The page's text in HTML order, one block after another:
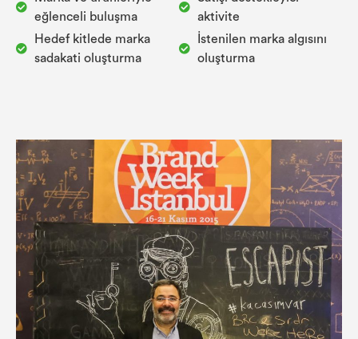
eğlenceli buluşma
Hedef kitlede marka
sadakati oluşturma
aktivite
İstenilen marka algısını
oluşturma